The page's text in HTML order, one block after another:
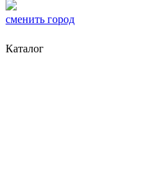
сменить город
Каталог